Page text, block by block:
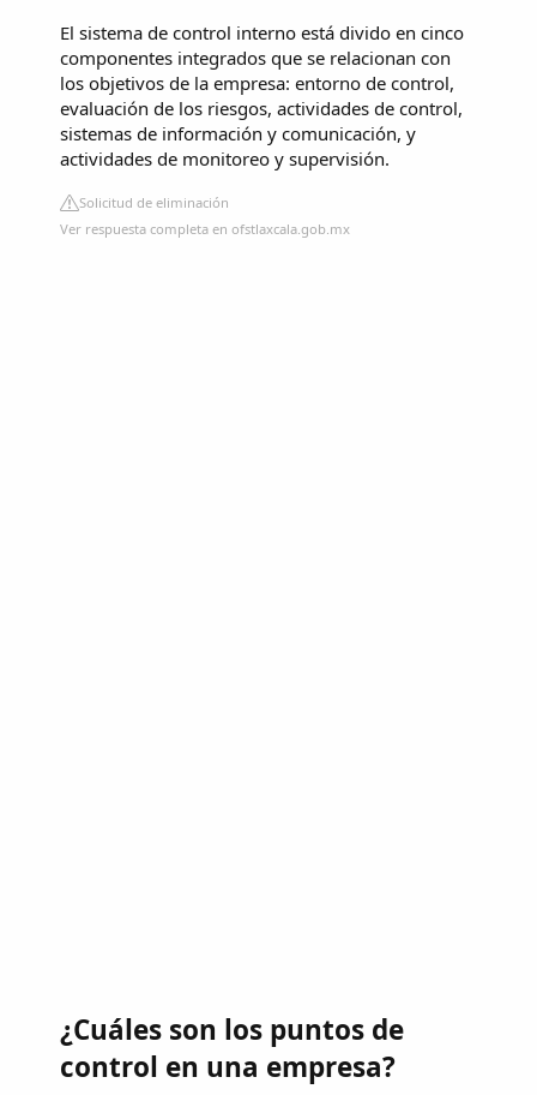
El sistema de control interno está divido en cinco
componentes integrados que se relacionan con
los objetivos de la empresa: entorno de control,
evaluación de los riesgos, actividades de control,
sistemas de información y comunicación, y
actividades de monitoreo y supervisión.
Solicitud de eliminación
Ver respuesta completa en ofstlaxcala.gob.mx
¿Cuáles son los puntos de
control en una empresa?